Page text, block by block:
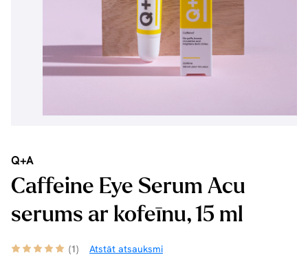
Q+A
Caffeine Eye Serum Acu
serums ar kofeīnu, 15 ml
(1) Atstāt atsauksmi